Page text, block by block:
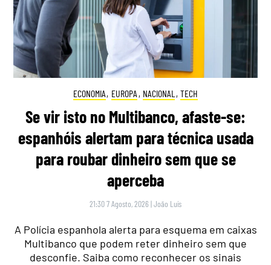
ECONOMIA, EUROPA , NACIONAL , TECH
Se vir isto no Multibanco, afaste-se:
espanhóis alertam para técnica usada
para roubar dinheiro sem que se
aperceba
21:30 7 Agosto, 2026 |João Luís
A Polícia espanhola alerta para esquema em caixas
Multibanco que podem reter dinheiro sem que
desconfie. Saiba como reconhecer os sinais